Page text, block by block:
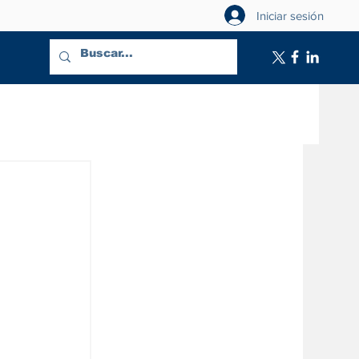
Iniciar sesión